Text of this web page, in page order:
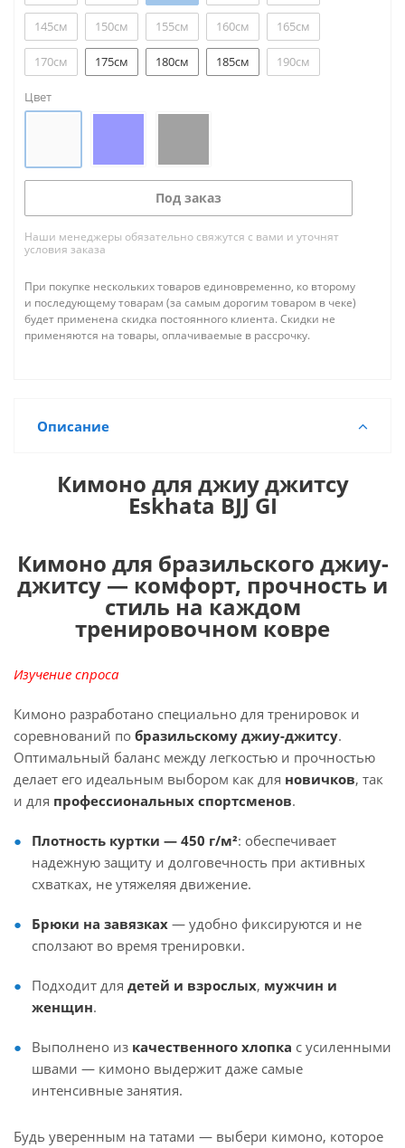
145см 150см 155см 160см 165см
170см 175см 180см 185см 190см
Цвет
Под заказ
Наши менеджеры обязательно свяжутся с вами и уточнят
условия заказа
При покупке нескольких товаров единовременно, ко второму
и последующему товарам (за самым дорогим товаром в чеке)
будет применена скидка постоянного клиента. Скидки не
применяются на товары, оплачиваемые в рассрочку.
Описание
Кимоно для джиу джитсу
Eskhata BJJ GI
Кимоно для бразильского джиу-
джитсу — комфорт, прочность и
стиль на каждом
тренировочном ковре
Изучение спроса
Кимоно разработано специально для тренировок и
соревнований по бразильскому джиу-джитсу.
Оптимальный баланс между легкостью и прочностью
делает его идеальным выбором как для новичков, так
и для профессиональных спортсменов.
Плотность куртки — 450 г/м²: обеспечивает
надежную защиту и долговечность при активных
схватках, не утяжеляя движение.
Брюки на завязках — удобно фиксируются и не
сползают во время тренировки.
Подходит для детей и взрослых, мужчин и
женщин.
Выполнено из качественного хлопка с усиленными
швами — кимоно выдержит даже самые
интенсивные занятия.
Будь уверенным на татами — выбери кимоно, которое